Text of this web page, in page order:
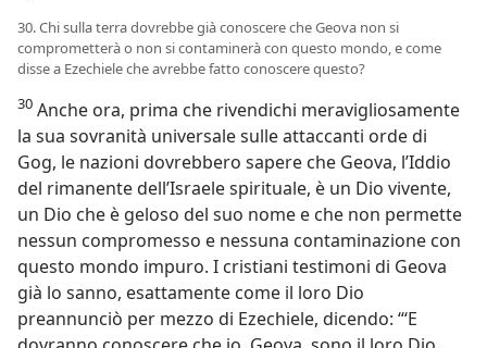
30. Chi sulla terra dovrebbe già conoscere che Geova non si
comprometterà o non si contaminerà con questo mondo, e come
disse a Ezechiele che avrebbe fatto conoscere questo?
30 Anche ora, prima che rivendichi meravigliosamente
la sua sovranità universale sulle attaccanti orde di
Gog, le nazioni dovrebbero sapere che Geova, l’Iddio
del rimanente dell’Israele spirituale, è un Dio vivente,
un Dio che è geloso del suo nome e che non permette
nessun compromesso e nessuna contaminazione con
questo mondo impuro. I cristiani testimoni di Geova
già lo sanno, esattamente come il loro Dio
preannunciò per mezzo di Ezechiele, dicendo: “‘E